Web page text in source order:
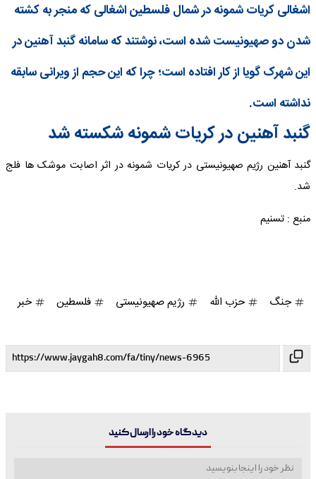
اشغالی کریات شمونه در شمال فلسطین اشغالی که منجر به کشته
شدن دو صهیونیست شده است، نوشتند که سامانه گنبد آهنین در
این شهرک گویا از کار افتاده است؛ چرا که این حجم از ویرانی سابقه
نداشته است.
گنبد آهنین در کریات شمونه شکسته شد
گنبد آهنین رژیم صهیونیستی در کریات شمونه در اثر اصابت موشک ها فلج
شد.
منبع : تسنیم
جنگ حزب الله رژیم صهیونیستی فلسطین خبر
دیدگاه خود را ارسال کنید